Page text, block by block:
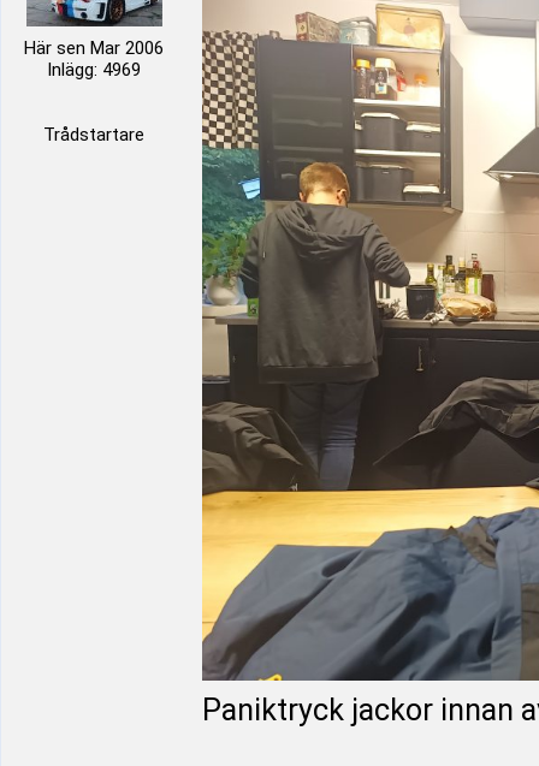
Här sen Mar 2006
Inlägg: 4969
Trådstartare
Paniktryck jackor innan